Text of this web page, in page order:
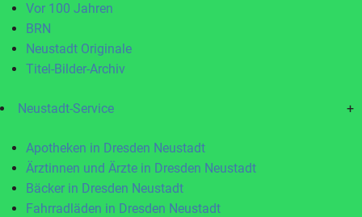
Vor 100 Jahren
BRN
Neustadt Originale
Titel-Bilder-Archiv
Neustadt-Service +
Apotheken in Dresden Neustadt
Ärztinnen und Ärzte in Dresden Neustadt
Bäcker in Dresden Neustadt
Fahrradläden in Dresden Neustadt